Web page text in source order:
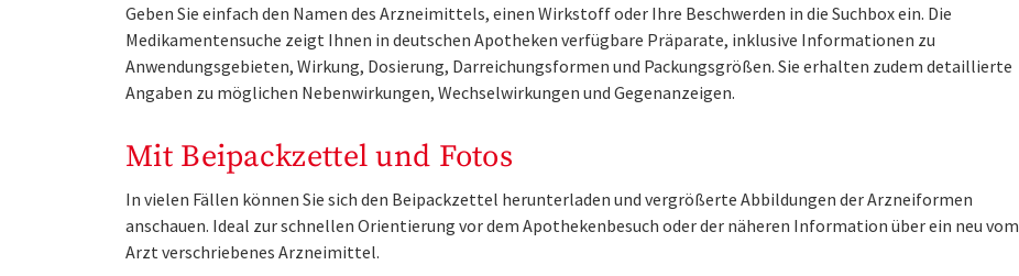
Geben Sie einfach den Namen des Arzneimittels, einen Wirkstoff oder Ihre Beschwerden in die Suchbox ein. Die
Medikamentensuche zeigt Ihnen in deutschen Apotheken verfügbare Präparate, inklusive Informationen zu
Anwendungsgebieten, Wirkung, Dosierung, Darreichungsformen und Packungsgrößen. Sie erhalten zudem detaillierte
Angaben zu möglichen Nebenwirkungen, Wechselwirkungen und Gegenanzeigen.
Mit Beipackzettel und Fotos
In vielen Fällen können Sie sich den Beipackzettel herunterladen und vergrößerte Abbildungen der Arzneiformen
anschauen. Ideal zur schnellen Orientierung vor dem Apothekenbesuch oder der näheren Information über ein neu vom
Arzt verschriebenes Arzneimittel.